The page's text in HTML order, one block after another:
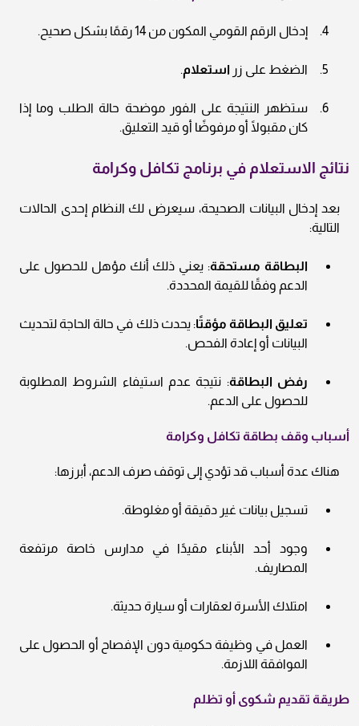
إدخال الرقم القومي المكون من 14 رقمًا بشكل صحيح.
الضغط على زر استعلام.
ستظهر النتيجة على الفور موضحة حالة الطلب وما إذا
كان مقبولًا أو مرفوضًا أو قيد التعليق.
نتائج الاستعلام في برنامج تكافل وكرامة
بعد إدخال البيانات الصحيحة، سيعرض لك النظام إحدى الحالات
التالية:
البطاقة مستحقة: يعني ذلك أنك مؤهل للحصول على
الدعم وفقًا للقيمة المحددة.
تعليق البطاقة مؤقتًا: يحدث ذلك في حالة الحاجة لتحديث
البيانات أو إعادة الفحص.
رفض البطاقة: نتيجة عدم استيفاء الشروط المطلوبة
للحصول على الدعم.
أسباب وقف بطاقة تكافل وكرامة
هناك عدة أسباب قد تؤدي إلى توقف صرف الدعم، أبرزها:
تسجيل بيانات غير دقيقة أو مغلوطة.
وجود أحد الأبناء مقيدًا في مدارس خاصة مرتفعة
المصاريف.
امتلاك الأسرة لعقارات أو سيارة حديثة.
العمل في وظيفة حكومية دون الإفصاح أو الحصول على
الموافقة اللازمة.
طريقة تقديم شكوى أو تظلم